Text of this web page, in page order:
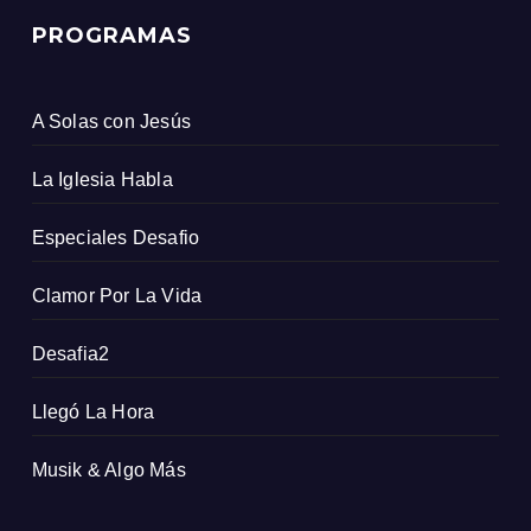
PROGRAMAS
A Solas con Jesús
La Iglesia Habla
Especiales Desafio
Clamor Por La Vida
Desafia2
Llegó La Hora
Musik & Algo Más